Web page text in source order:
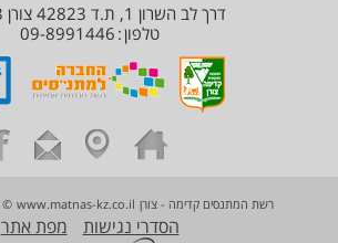
דרך לב השרון 1, ת.ד 42823 צורן 42823
טלפון 09-8991446
רשת המתנסים קדימה - צורן www.matnas-kz.co.il
©
הסדרי נגישות מפת אתר